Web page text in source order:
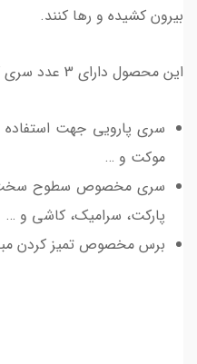
بیرون کشیده و رها کنند.
این محصول دارای 3 عدد سری کاربردی است که عبارتند از:
سری پارویی جهت
موکت و …
سری مخصوص سطوح سخت
پارکت، سرامیک، کاشی و …
برس مخصوص تمیز کردن